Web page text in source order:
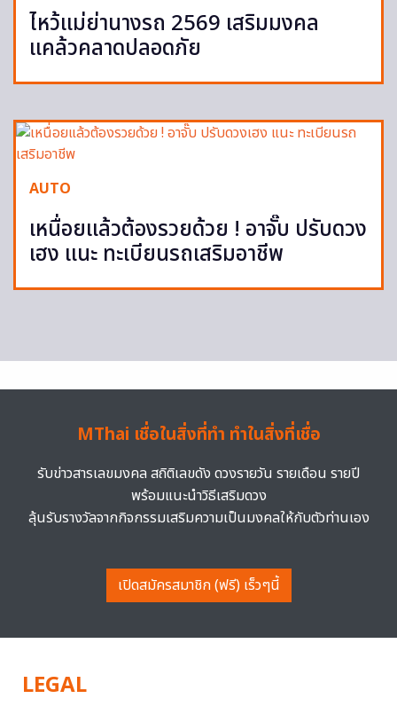
ไหว้แม่ย่านางรถ 2569 เสริมมงคล
แคล้วคลาดปลอดภัย
AUTO
เหนื่อยแล้วต้องรวยด้วย ! อาจั๊บ ปรับดวง
เฮง แนะ ทะเบียนรถเสริมอาชีพ
MThai เชื่อในสิ่งที่ทำ ทำในสิ่งที่เชื่อ
รับข่าวสารเลขมงคล สถิติเลขดัง ดวงรายวัน รายเดือน รายปี
พร้อมแนะนำวิธีเสริมดวง
ลุ้นรับรางวัลจากกิจกรรมเสริมความเป็นมงคลให้กับตัวท่านเอง
เปิดสมัครสมาชิก (ฟรี) เร็วๆนี้
LEGAL